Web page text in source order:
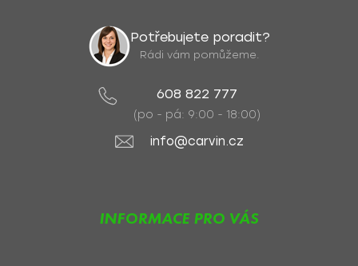
Potřebujete poradit?
Rádi vám pomůžeme.
608 822 777
(po - pá: 9:00 - 18:00)
info@carvin.cz
INFORMACE PRO VÁS